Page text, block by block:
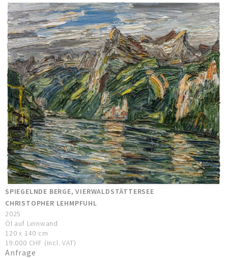
SPIEGELNDE BERGE, VIERWALDSTÄTTERSEE
CHRISTOPHER LEHMPFUHL
2025
Öl auf Leinwand
120 x 140 cm
19.000 CHF (incl. VAT)
Anfrage